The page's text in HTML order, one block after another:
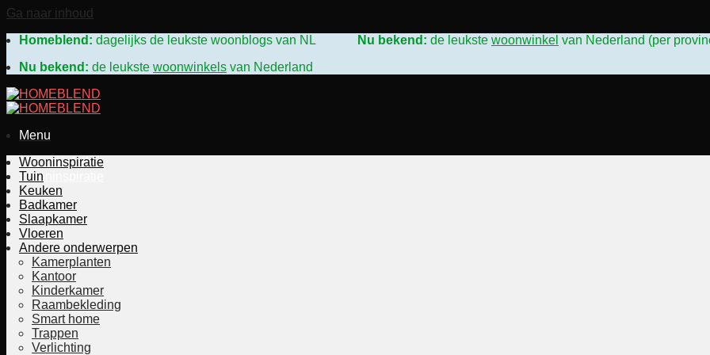
Ga naar inhoud
Homeblend: dagelijks de leukste woonblogs van NL Nu bekend: de leukste woonwinkel van Nederland (per
Nu bekend: de leukste woonwinkels van Nederland
Menu
Woonwinkels
Wooninspiratie
Wooninspiratie
Tuin
Keuken
Badkamer
Slaapkamer
Vloeren
Andere onderwerpen
Kamerplanten
Kantoor
Kinderkamer
Raambekleding
Smart home
Trappen
Verlichting